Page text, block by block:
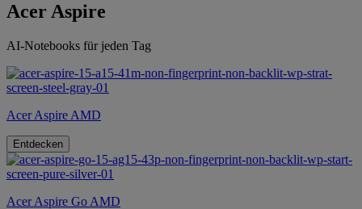
Acer Aspire
AI-Notebooks für jeden Tag
Acer Aspire AMD
Entdecken
Acer Aspire Go AMD